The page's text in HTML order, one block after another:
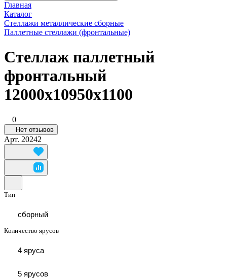
Главная
Каталог
Стеллажи металлические сборные
Паллетные стеллажи (фронтальные)
Стеллаж паллетный
фронтальный
12000x10950x1100
0
Нет отзывов
Арт. 20242
Тип
сборный
Количество ярусов
4 яруса
5 ярусов